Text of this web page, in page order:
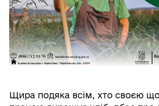
Щира подяка всім, хто своєю